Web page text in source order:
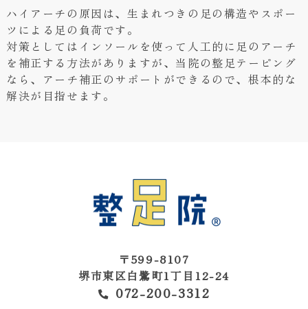
ハイアーチの原因は、生まれつきの足の構造やスポー
ツによる足の負荷です。
対策としてはインソールを使って人工的に足のアーチ
を補正する方法がありますが、当院の整足テーピング
なら、アーチ補正のサポートができるので、根本的な
解決が目指せます。
〒599-8107
堺市東区白鷺町1丁目12-24
072-200-3312